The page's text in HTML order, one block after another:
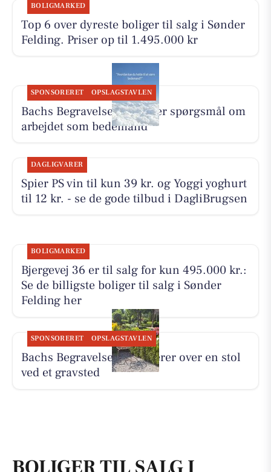
BOLIGMARKED
Top 6 over dyreste boliger til salg i Sønder
Felding. Priser op til 1.495.000 kr
SPONSORERET OPSLAGSTAVLEN
Bachs Begravelser besvarer spørgsmål om
arbejdet som bedemand
DAGLIGVARER
Spier PS vin til kun 39 kr. og Yoggi yoghurt
til 12 kr. - se de gode tilbud i DagliBrugsen
BOLIGMARKED
Bjergevej 36 er til salg for kun 495.000 kr.:
Se de billigste boliger til salg i Sønder
Felding her
SPONSORERET OPSLAGSTAVLEN
Bachs Begravelser reflekterer over en stol
ved et gravsted